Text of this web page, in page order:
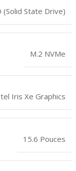
(Solid State Drive)
M.2 NVMe
Iris Xe Graphics
15.6 Pouces